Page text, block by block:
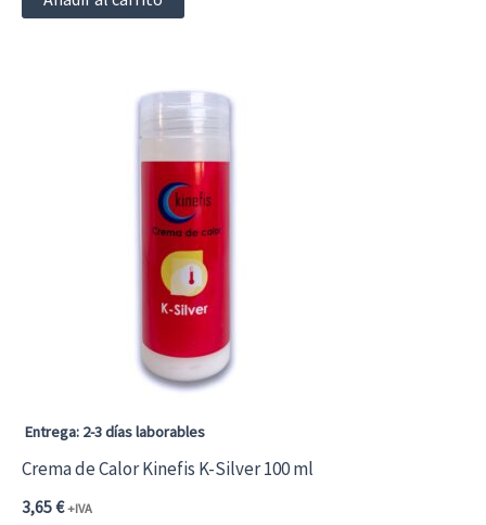
Entrega: 2-3 días laborables
Crema de Calor Kinefis K-Silver 100 ml
3,65€ +IVA